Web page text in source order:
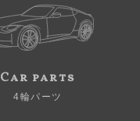
Car parts
4輪パーツ